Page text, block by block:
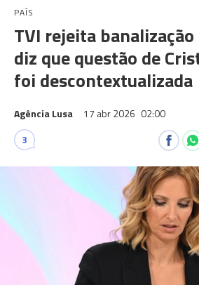
PAÍS
TVI rejeita
diz que questão de
foi descontextualizada
Agência Lusa 17 abr 2026 02:00
3